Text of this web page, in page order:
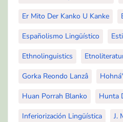
Er Mito Der Kanko U Kanke
Españolismo Lingüístico
Ethnolinguistics
Gorka Reondo Lanzâ
Huan Porrah Blanko Hunta
Inferiorización Lingüística J.